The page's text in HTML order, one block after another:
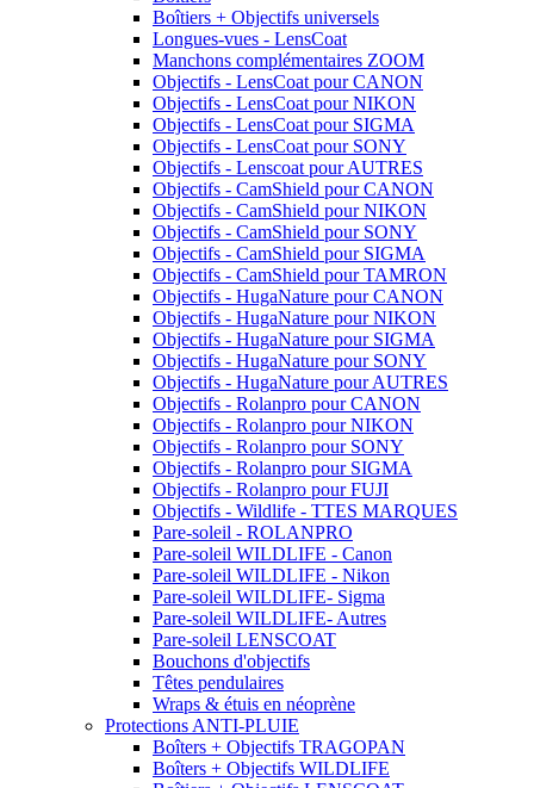
Boîtiers + Objectifs universels
Longues-vues - LensCoat
Manchons complémentaires ZOOM
Objectifs - LensCoat pour CANON
Objectifs - LensCoat pour NIKON
Objectifs - LensCoat pour SIGMA
Objectifs - LensCoat pour SONY
Objectifs - Lenscoat pour AUTRES
Objectifs - CamShield pour CANON
Objectifs - CamShield pour NIKON
Objectifs - CamShield pour SONY
Objectifs - CamShield pour SIGMA
Objectifs - CamShield pour TAMRON
Objectifs - HugaNature pour CANON
Objectifs - HugaNature pour NIKON
Objectifs - HugaNature pour SIGMA
Objectifs - HugaNature pour SONY
Objectifs - HugaNature pour AUTRES
Objectifs - Rolanpro pour CANON
Objectifs - Rolanpro pour NIKON
Objectifs - Rolanpro pour SONY
Objectifs - Rolanpro pour SIGMA
Objectifs - Rolanpro pour FUJI
Objectifs - Wildlife - TTES MARQUES
Pare-soleil - ROLANPRO
Pare-soleil WILDLIFE - Canon
Pare-soleil WILDLIFE - Nikon
Pare-soleil WILDLIFE- Sigma
Pare-soleil WILDLIFE- Autres
Pare-soleil LENSCOAT
Bouchons d'objectifs
Têtes pendulaires
Wraps & étuis en néoprène
Protections ANTI-PLUIE
Boîters + Objectifs TRAGOPAN
Boîters + Objectifs WILDLIFE